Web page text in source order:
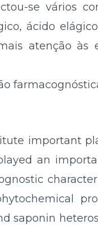
se vários
ácido
atenção às
important
an
saponin